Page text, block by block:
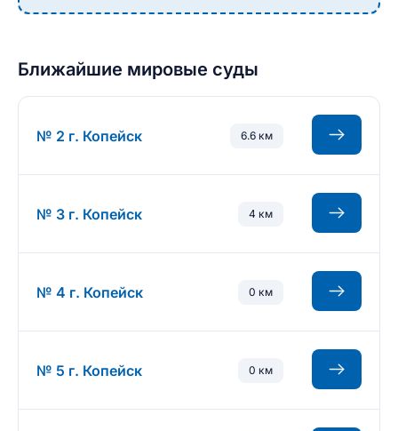
Ближайшие мировые суды
№ 2 г. Копейск 6.6 км
№ 3 г. Копейск 4 км
№ 4 г. Копейск 0 км
№ 5 г. Копейск 0 км